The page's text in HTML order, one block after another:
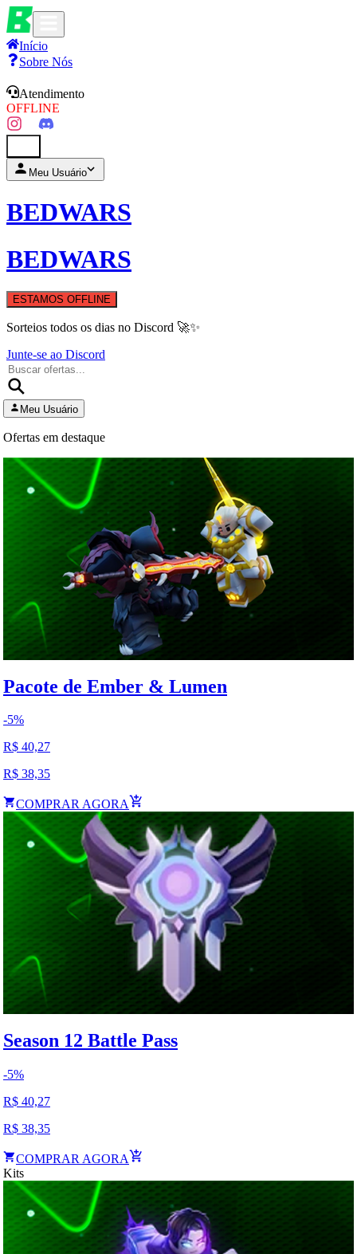
Início
Sobre Nós
Atendimento
OFFLINE
Meu Usuário
BEDWARS
BEDWARS
ESTAMOS OFFLINE
Sorteios todos os dias no Discord 🚀✨
Junte-se ao Discord
Meu Usuário
Ofertas em destaque
Pacote de Ember & Lumen
-5%
R$ 40,27
R$ 38,35
COMPRAR AGORA
Season 12 Battle Pass
-5%
R$ 40,27
R$ 38,35
COMPRAR AGORA
Kits